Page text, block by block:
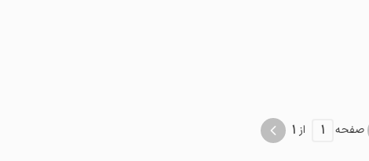
صفحه 1 از 1